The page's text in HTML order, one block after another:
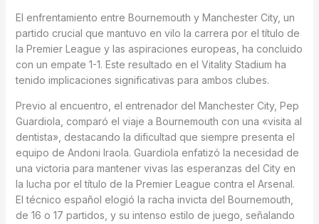
El enfrentamiento entre Bournemouth y Manchester City, un
partido crucial que mantuvo en vilo la carrera por el título de
la Premier League y las aspiraciones europeas, ha concluido
con un empate 1-1. Este resultado en el Vitality Stadium ha
tenido implicaciones significativas para ambos clubes.
Previo al encuentro, el entrenador del Manchester City, Pep
Guardiola, comparó el viaje a Bournemouth con una «visita al
dentista», destacando la dificultad que siempre presenta el
equipo de Andoni Iraola. Guardiola enfatizó la necesidad de
una victoria para mantener vivas las esperanzas del City en
la lucha por el título de la Premier League contra el Arsenal.
El técnico español elogió la racha invicta del Bournemouth,
de 16 o 17 partidos, y su intenso estilo de juego, señalando